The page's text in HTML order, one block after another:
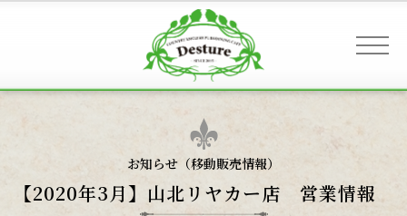
お客様へのご案内
お知らせ（移動販売情報）
【2020年3月】山北リヤカー店 営業情報